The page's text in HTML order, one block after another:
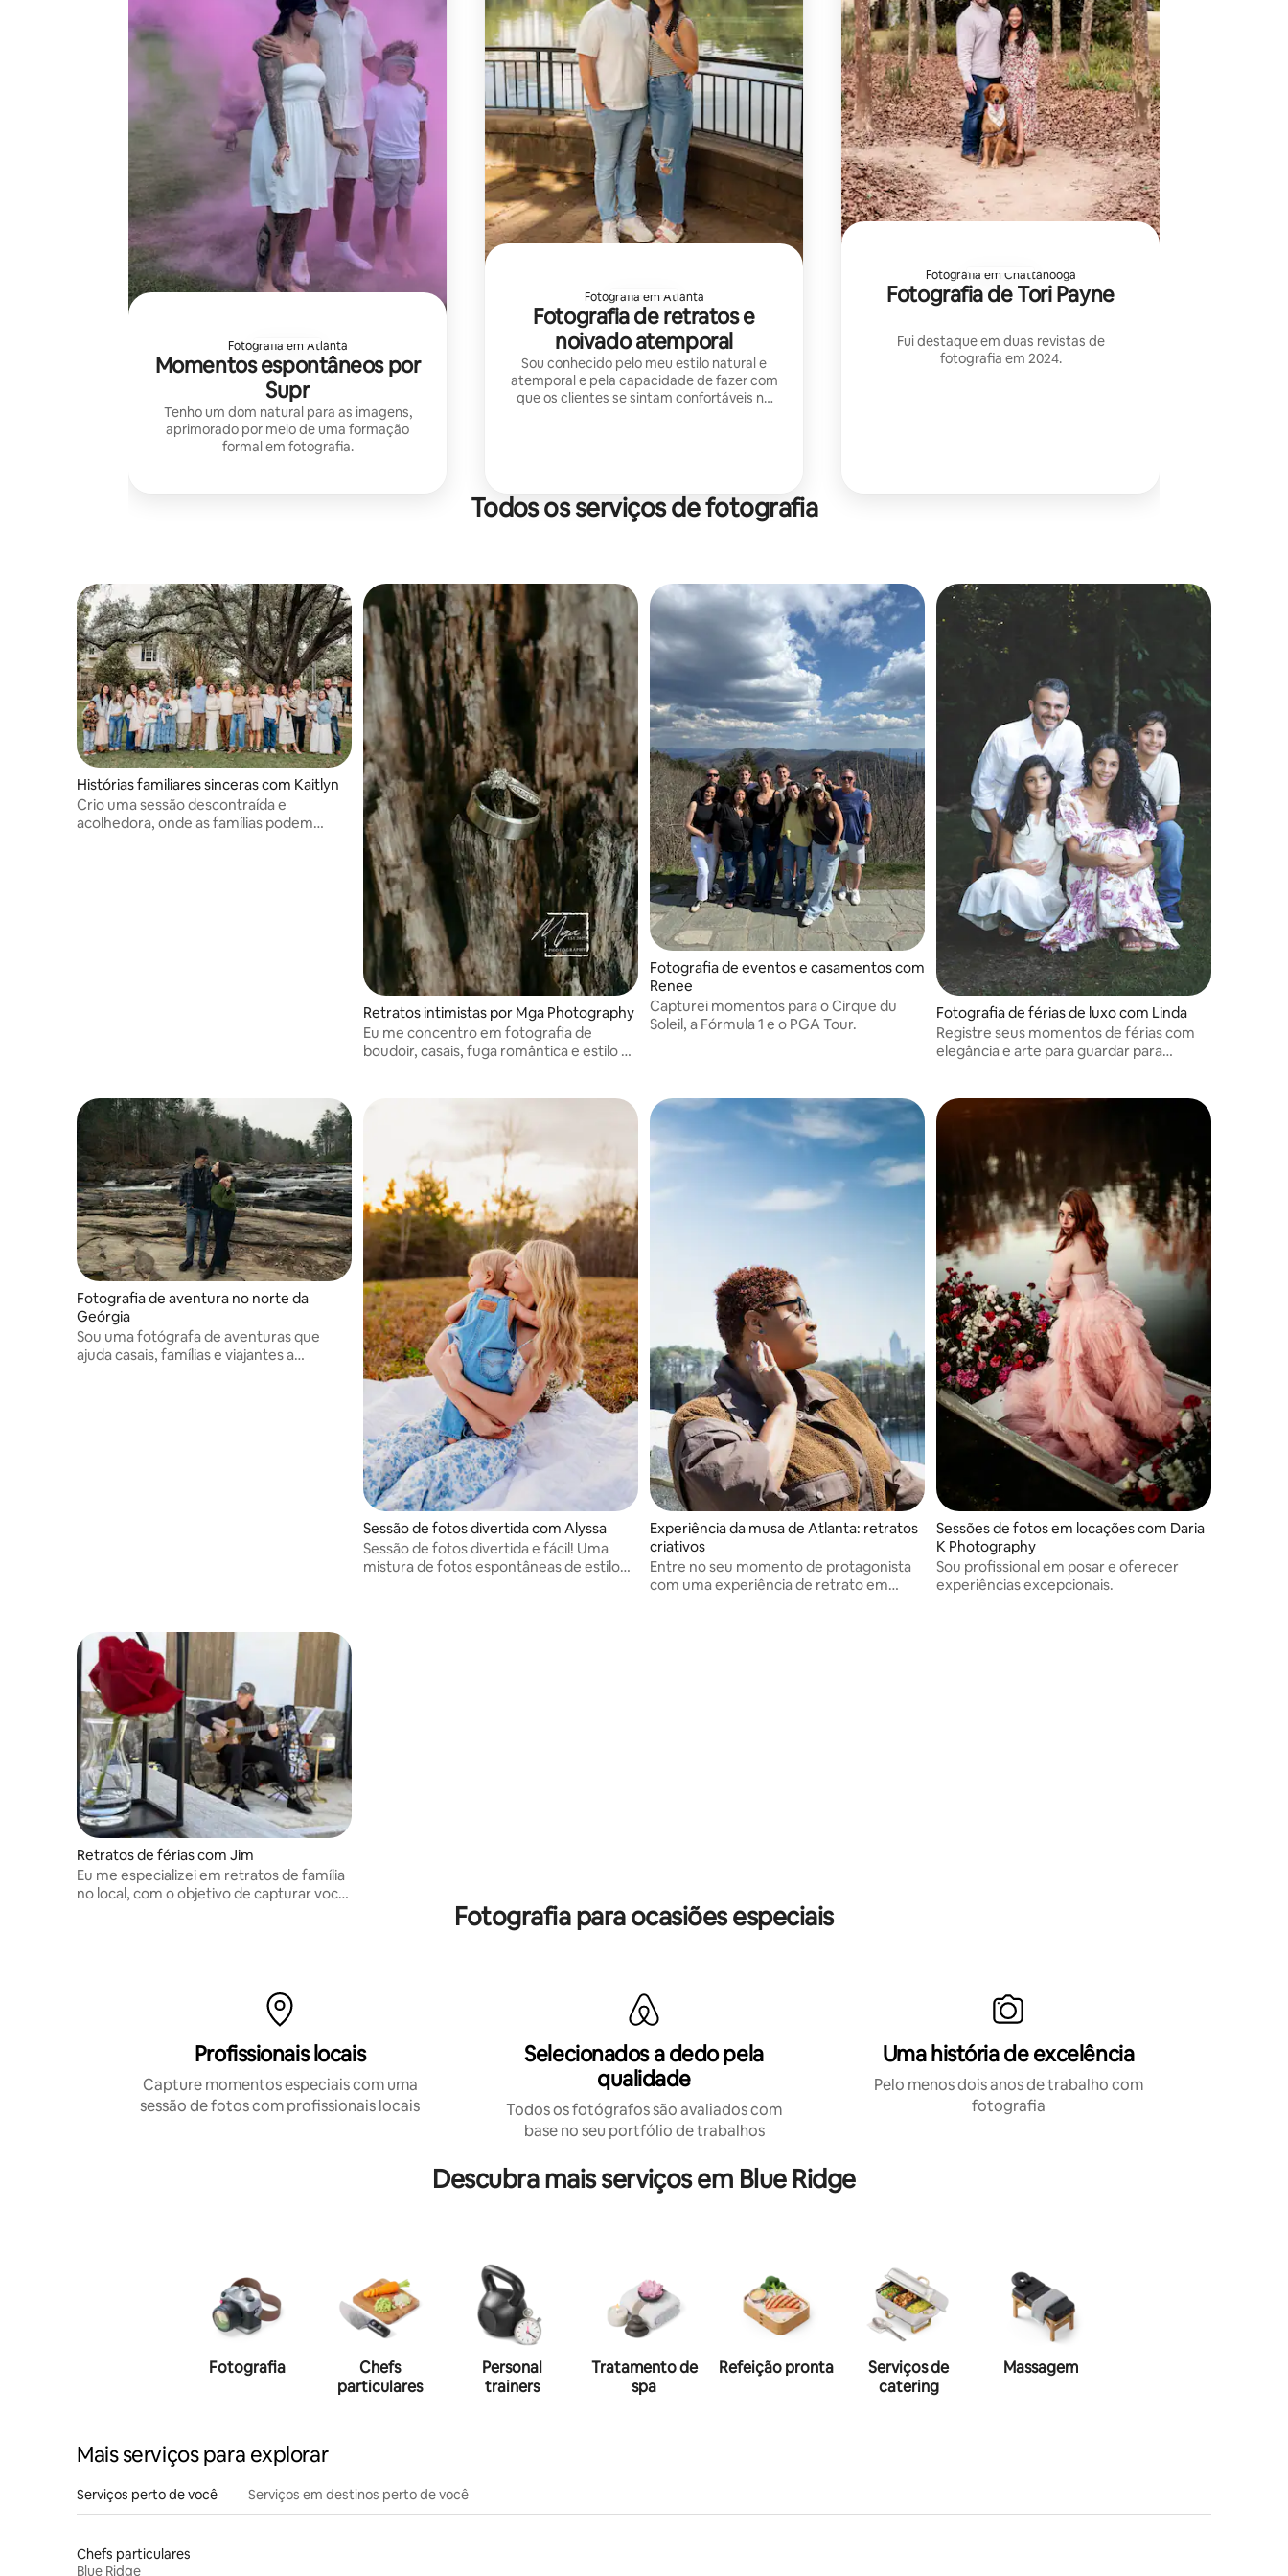
Fotografia em Atlanta
Momentos espontâneos por
Supr
Tenho um dom natural para as imagens,
aprimorado por meio de uma formação
formal em fotografia.
Fotografia em Atlanta
Fotografia de retratos e
noivado atemporal
Sou conhecido pelo meu estilo natural e
atemporal e pela capacidade de fazer com
que os clientes se sintam confortáveis na
Fotografia em Chattanooga
Fotografia de Tori Payne
Fui destaque em duas revistas de
fotografia em 2024.
Todos os serviços de fotografia
Histórias familiares sinceras com Kaitlyn
Crio uma sessão descontraída e
acolhedora, onde as famílias podem
Retratos intimistas por Mga Photography
Eu me concentro em fotografia de
boudoir, casais, fuga romântica e estilo de
Fotografia de eventos e casamentos com
Renee
Capturei momentos para o Cirque du
Soleil, a Fórmula 1 e o PGA Tour.
Fotografia de férias de luxo com Linda
Registre seus momentos de férias com
elegância e arte para guardar para
Fotografia de aventura no norte da
Geórgia
Sou uma fotógrafa de aventuras que
ajuda casais, famílias e viajantes a
Sessão de fotos divertida com Alyssa
Sessão de fotos divertida e fácil! Uma
mistura de fotos espontâneas de estilo
Experiência da musa de Atlanta: retratos
criativos
Entre no seu momento de protagonista
com uma experiência de retrato em
Sessões de fotos em locações com Daria
K Photography
Sou profissional em posar e oferecer
experiências excepcionais.
Retratos de férias com Jim
Eu me especializei em retratos de família
no local, com o objetivo de capturar você
Fotografia para ocasiões especiais
Profissionais locais
Capture momentos especiais com uma
sessão de fotos com profissionais locais
Selecionados a dedo pela
qualidade
Todos os fotógrafos são avaliados com
base no seu portfólio de trabalhos
Uma história de excelência
Pelo menos dois anos de trabalho com
fotografia
Descubra mais serviços em Blue Ridge
Fotografia
Chefs
particulares
Personal
trainers
Tratamento de
spa
Refeição pronta
Serviços de
catering
Massagem
Mais serviços para explorar
Serviços perto de você Serviços em destinos perto de você
Chefs particulares
Blue Ridge